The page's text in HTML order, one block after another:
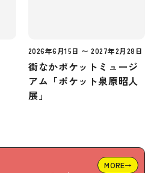
2026年6月15日 〜 2027年2月28日
街なかポケットミュージ
アム「ポケット泉原昭人
展」
MORE→